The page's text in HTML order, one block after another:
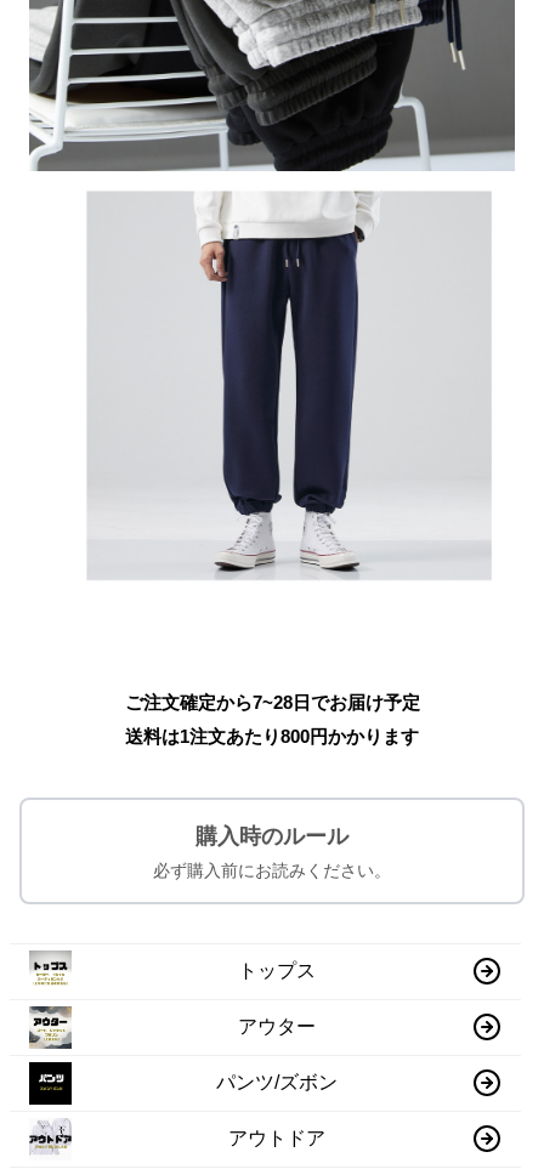
ご注文確定から7~28日でお届け予定
送料は1注文あたり800円かかります
購入時のルール
必ず購入前にお読みください。
トップス
アウター
パンツ/ズボン
アウトドア